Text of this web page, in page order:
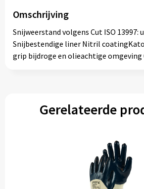
Omschrijving
Snijweerstand volgens Cut ISO 13997:
Snijbestendige liner Nitril
grip bijdroge en olieachtige omgeving
Gerelateerde